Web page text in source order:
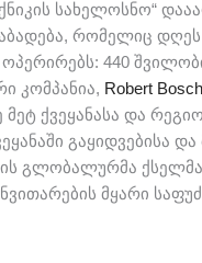
სახელოსნო“
რომელიც
440
კომპანია, Robert
ქვეყანასა და
გაყიდვებისა
გლობალურმა ქსელმა
მყარი